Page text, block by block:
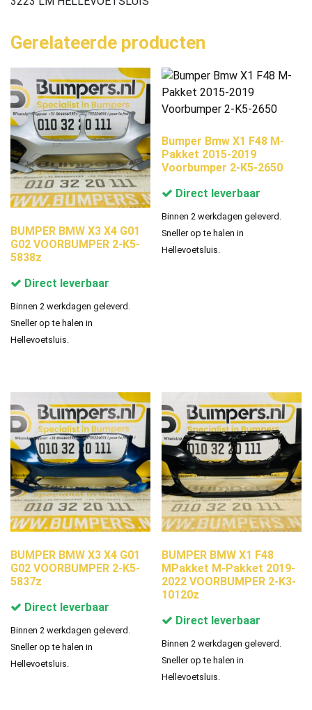
Gerelateerde producten
BUMPER BMW X3 X4 G01
G02 VOORBUMPER 2-K5-
5838z
Direct leverbaar
Binnen 2 werkdagen geleverd.
Sneller op te halen in
Hellevoetsluis.
Bumper Bmw X1 F48 M-
Pakket 2015-2019
Voorbumper 2-K5-2650
Direct leverbaar
Binnen 2 werkdagen geleverd.
Sneller op te halen in
Hellevoetsluis.
BUMPER BMW X3 X4 G01
G02 VOORBUMPER 2-K5-
5837z
Direct leverbaar
Binnen 2 werkdagen geleverd.
Sneller op te halen in
Hellevoetsluis.
BUMPER BMW X1 F48
MPakket M-Pakket 2019-
2022 VOORBUMPER 2-K3-
10120z
Direct leverbaar
Binnen 2 werkdagen geleverd.
Sneller op te halen in
Hellevoetsluis.